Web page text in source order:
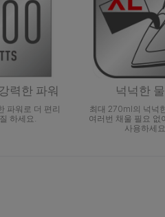
력한 파워
파워로 더 편리
하세요.
넉넉한
최대 270ml의 넉넉
여러번 채울 필요 없
사용하세요.